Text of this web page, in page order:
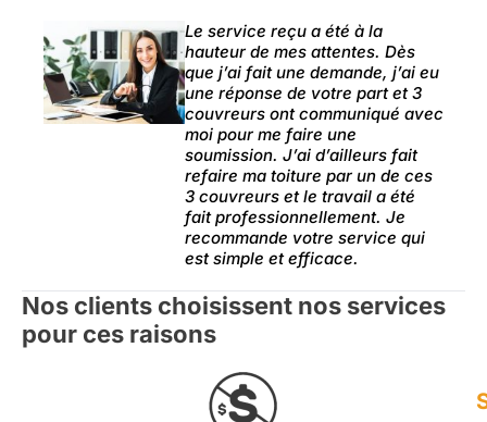
Le service reçu a été à la
hauteur de mes attentes. Dès
que j’ai fait une demande, j’ai eu
une réponse de votre part et 3
couvreurs ont communiqué avec
moi pour me faire une
soumission. J’ai d’ailleurs fait
refaire ma toiture par un de ces
3 couvreurs et le travail a été
fait professionnellement. Je
recommande votre service qui
est simple et efficace.
Nos clients choisissent nos services
pour ces raisons